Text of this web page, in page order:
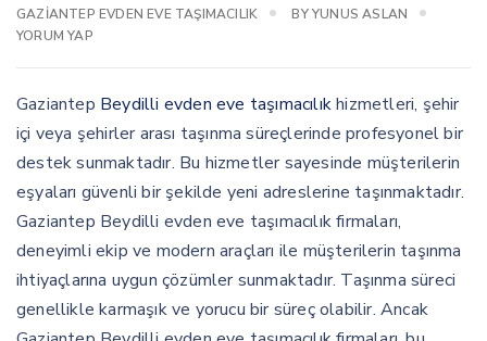
GAZIANTEP EVDEN EVE TAŞIMACILIK BYYUNUS ASLAN
YORUM YAP
Gaziantep Beydilli evden eve taşımacılıkhizmetleri, şehir
içi veya şehirler arası taşınma süreçlerinde profesyonel bir
destek sunmaktadır. Bu hizmetler sayesinde müşterilerin
eşyaları güvenli bir şekilde yeni adreslerine taşınmaktadır.
Gaziantep Beydilli evden eve taşımacılık firmaları,
deneyimli ekip ve modern araçları ile müşterilerin taşınma
ihtiyaçlarına uygun çözümler sunmaktadır. Taşınma süreci
genellikle karmaşık ve yorucu bir süreç olabilir. Ancak